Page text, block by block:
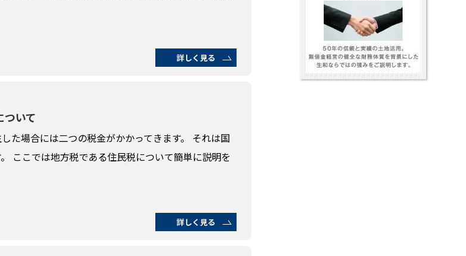
詳しく見る
ついて
た場合には二つの税金がかかってきます。 それは国
ここでは地方税である住民税について簡単に説明を
詳しく見る